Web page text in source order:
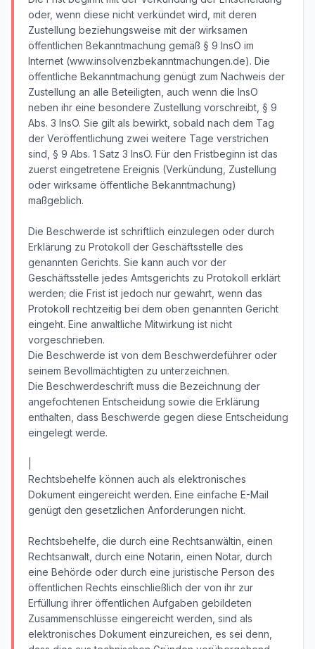
oder, wenn diese nicht verkündet wird, mit deren
Zustellung beziehungsweise mit der wirksamen
öffentlichen Bekanntmachung gemäß § 9 InsO im
Internet (www.insolvenzbekanntmachungen.de). Die
öffentliche Bekanntmachung genügt zum Nachweis der
Zustellung an alle Beteiligten, auch wenn die InsO
neben ihr eine besondere Zustellung vorschreibt, § 9
Abs. 3 InsO. Sie gilt als bewirkt, sobald nach dem Tag
der Veröffentlichung zwei weitere Tage verstrichen
sind, § 9 Abs. 1 Satz 3 InsO. Für den Fristbeginn ist das
zuerst eingetretene Ereignis (Verkündung, Zustellung
oder wirksame öffentliche Bekanntmachung)
maßgeblich.
Die Beschwerde ist schriftlich einzulegen oder durch
Erklärung zu Protokoll der Geschäftsstelle des
genannten Gerichts. Sie kann auch vor der
Geschäftsstelle jedes Amtsgerichts zu Protokoll erklärt
werden; die Frist ist jedoch nur gewahrt, wenn das
Protokoll rechtzeitig bei dem oben genannten Gericht
eingeht. Eine anwaltliche Mitwirkung ist nicht
vorgeschrieben.
Die Beschwerde ist von dem Beschwerdeführer oder
seinem Bevollmächtigten zu unterzeichnen.
Die Beschwerdeschrift muss die Bezeichnung der
angefochtenen Entscheidung sowie die Erklärung
enthalten, dass Beschwerde gegen diese Entscheidung
eingelegt werde.
Rechtsbehelfe können auch als elektronisches
Dokument eingereicht werden. Eine einfache E-Mail
genügt den gesetzlichen Anforderungen nicht.
Rechtsbehelfe, die durch eine Rechtsanwältin, einen
Rechtsanwalt, durch eine Notarin, einen Notar, durch
eine Behörde oder durch eine juristische Person des
öffentlichen Rechts einschließlich der von ihr zur
Erfüllung ihrer öffentlichen Aufgaben gebildeten
Zusammenschlüsse eingereicht werden, sind als
elektronisches Dokument einzureichen, es sei denn,